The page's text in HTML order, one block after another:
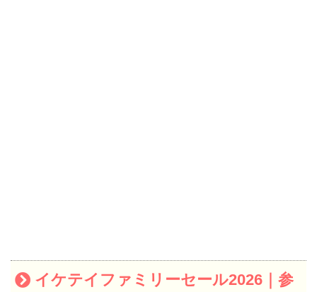
イケテイファミリーセール2026｜参